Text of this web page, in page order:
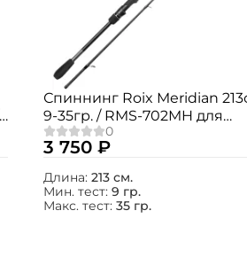
Спиннинг Roix Meridian
9-35гр. / RMS-702MH для
джига, воблеров и блесен
3 750 ₽
Длина: 213 см.
Мин. тест: 9 гр.
Макс. тест: 35 гр.